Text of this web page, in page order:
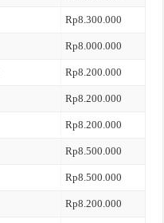
Rp8.300.000
Rp8.000.000
Rp8.200.000
Rp8.200.000
Rp8.200.000
Rp8.500.000
Rp8.500.000
Rp8.200.000